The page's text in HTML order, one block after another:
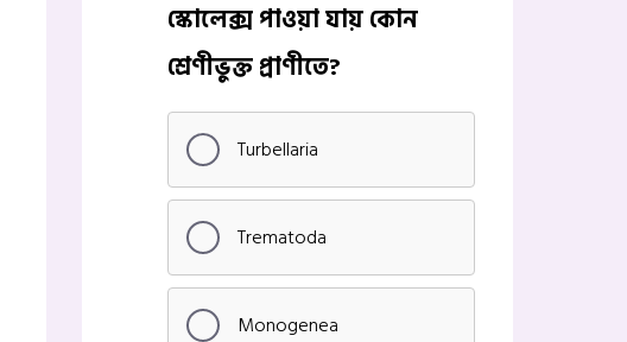
স্কোলেক্স পাওয়া যায় কোন
শ্রেণীভুক্ত প্রাণীতে?
Turbellaria
Trematoda
Monogenea